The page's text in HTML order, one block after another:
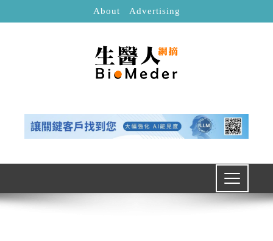
About Advertising